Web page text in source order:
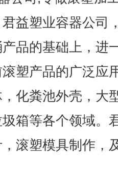
益塑业容器公司
品的基础上，进
塑产品的广泛应
化粪池外壳，大
箱等各个领域。
滚塑模具制作，